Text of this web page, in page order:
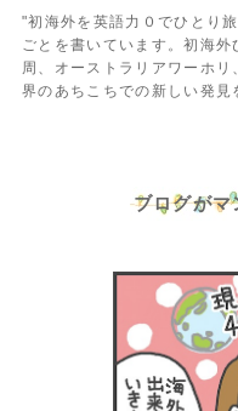
"初海外を英語力０でひとり
ごとを書いています。初海
周、オーストラリアワーホ
界のあちこちでの新しい発見
ブログがマ